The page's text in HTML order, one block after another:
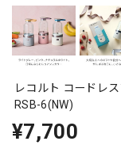
レコルト コードレ
RSB-6(NW)
¥7,700